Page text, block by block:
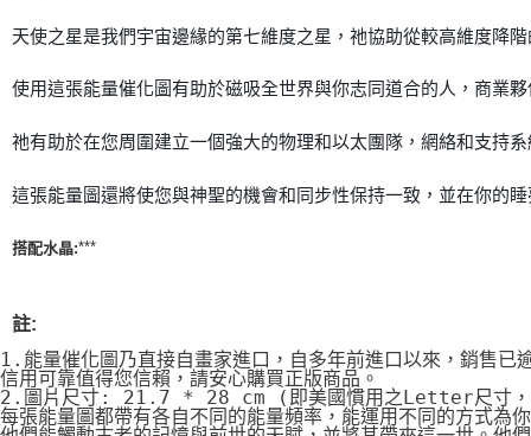
天使之星是我們宇宙邊緣的第七維度之星，祂協助從較高維度降
使用這張能量催化圖有助於磁吸全世界與你志同道合的人，商業
祂有助於在您周圍建立一個強大的物理和以太團隊，網絡和支持
這張能量圖還將使您與神聖的機會和同步性保持一致，並在你的
搭配水晶:***
註:
1.能量催化圖乃直接自畫家進口，自多年前進口以來，銷售已
信用可靠值得您信賴，請安心購買正版商品。
2.圖片尺寸: 21.7 * 28 cm (即美國慣用之Letter尺寸，
每張能量圖都帶有各自不同的能量頻率，能運用不同的方式為